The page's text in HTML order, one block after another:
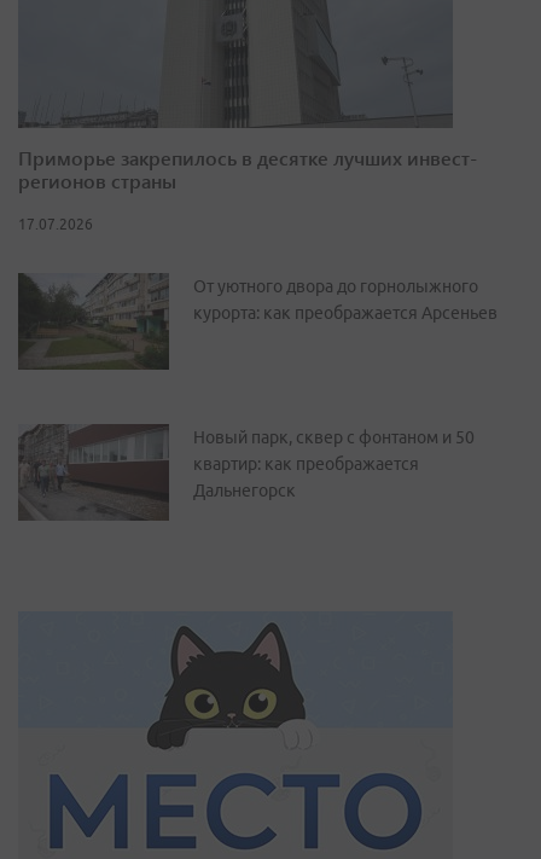
Приморье закрепилось в десятке лучших инвест-
регионов страны
17.07.2026
От уютного двора до горнолыжного
курорта: как преображается Арсеньев
Новый парк, сквер с фонтаном и 50
квартир: как преображается
Дальнегорск